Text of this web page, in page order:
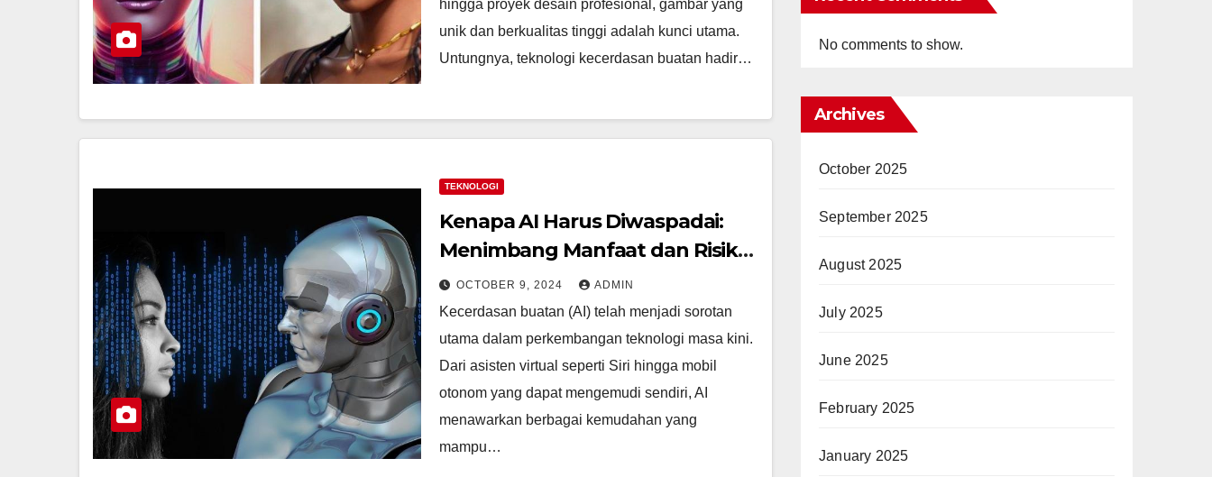
hingga proyek desain profesional, gambar yang
unik dan berkualitas tinggi adalah kunci utama.
Untungnya, teknologi kecerdasan buatan hadir…
TEKNOLOGI
Kenapa AI Harus Diwaspadai:
Menimbang Manfaat dan Risiko
di Era Digital
OCTOBER 9, 2024 ADMIN
Kecerdasan buatan (AI) telah menjadi sorotan
utama dalam perkembangan teknologi masa kini.
Dari asisten virtual seperti Siri hingga mobil
otonom yang dapat mengemudi sendiri, AI
menawarkan berbagai kemudahan yang
mampu…
No comments to show.
Archives
October 2025
September 2025
August 2025
July 2025
June 2025
February 2025
January 2025